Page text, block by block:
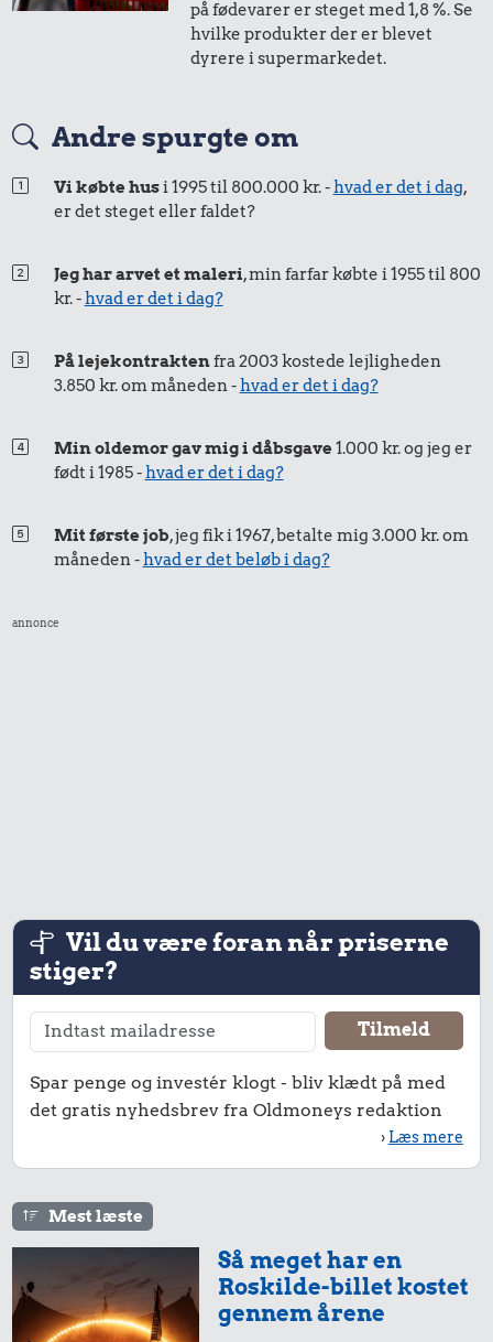
i 2013 i 2014
i 2013
på fødevarer er steget med 1,8 %. Se
hvilke produkter der er blevet
dyrere i supermarkedet.
Andre spurgte om
Vi købte husi 1995 til 800.000 kr. -hvad er det i dag,
er det steget eller faldet?
Jeg har arvet et maleri, min farfar købte i 1955 til 800
kr. -hvad er det i dag?
På lejekontraktenfra 2003 kostede lejligheden
3.850 kr. om måneden -hvad er det i dag?
Min oldemor gav mig i dåbsgave1.000 kr. og jeg er
født i 1985 -hvad er det i dag?
Mit første job, jeg fik i 1967, betalte mig 3.000 kr. om
måneden -hvad er det beløb i dag?
annonce
Vil du være foran når priserne
stiger?
Spar penge og investér klogt - bliv klædt på med
det gratis nyhedsbrev fra Oldmoneys redaktion
› Læs mere
Mest læste
Så meget har en
Roskilde-billet kostet
gennem årene